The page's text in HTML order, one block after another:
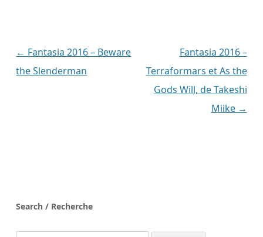
Navigation
des
← Fantasia 2016 – Beware
the Slenderman
Fantasia 2016 –
Terraformars et As the
Gods Will, de Takeshi
Miike →
Search / Recherche